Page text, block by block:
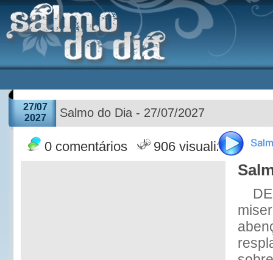
27/07
2027
Salmo do Dia - 27/07/2027
0 comentários 906 visualizações